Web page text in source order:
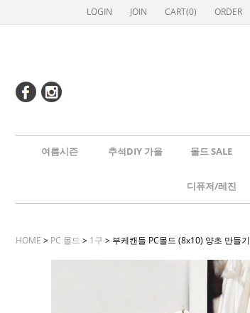
LOGIN JOIN CART(0) ORDER
여름시즌 추석DIY 가을 몰드 SALE
디퓨저/레진
HOME > PC 몰드 > 1구 > 부케캔들 PC몰드 (8x10) 양초 만들기